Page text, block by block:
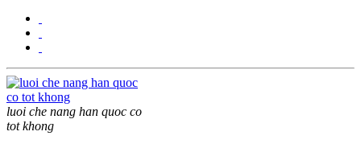
luoi che nang han quoc co
tot khong